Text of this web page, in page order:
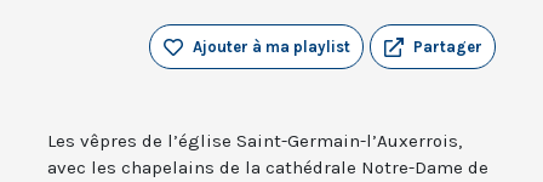
Partager
Ajouter à ma playlist
Les vêpres de l’église Saint-Germain-l’Auxerrois,
avec les chapelains de la cathédrale Notre-Dame de